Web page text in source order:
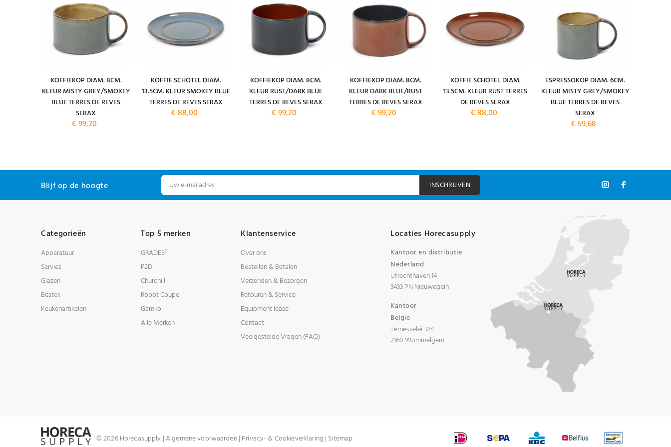
KOFFIEKOP DIAM. 8CM.
KLEUR MISTY GREY/SMOKEY
BLUE TERRES DE REVES
SERAX
€ 99,20
KOFFIE SCHOTEL DIAM.
13.5CM. KLEUR SMOKEY BLUE
TERRES DE REVES SERAX
€ 88,00
KOFFIEKOP DIAM. 8CM.
KLEUR RUST/DARK BLUE
TERRES DE REVES SERAX
€ 99,20
KOFFIEKOP DIAM. 8CM.
KLEUR DARK BLUE/RUST
TERRES DE REVES SERAX
€ 99,20
KOFFIE SCHOTEL DIAM.
13.5CM. KLEUR RUST TERRES
DE REVES SERAX
€ 88,00
ESPRESSOKOP DIAM. 6CM.
KLEUR MISTY GREY/SMOKEY
BLUE TERRES DE REVES
SERAX
€ 59,68
Blijf op de hoogte INSCHRIJVEN
Categorieën
Apparatuur
Servies
Glazen
Bestek
Keukenartikelen
Top 5 merken
GRADESº
F2D
Churchill
Robot Coupe
Gamko
Alle Merken
Klantenservice
Over ons
Bestellen & Betalen
Verzenden & Bezorgen
Retouren & Service
Equipment lease
Contact
Veelgestelde Vragen (FAQ)
Locaties Horecasupply
Kantoor en distributie
Nederland
Utrechthaven 14
3433 PN Nieuwegein
Kantoor
België
Ternesselei 324
2160 Wommelgem
© 2026 Horecasupply |Algemene voorwaarden| Privacy- & Cookieverklaring | Sitemap